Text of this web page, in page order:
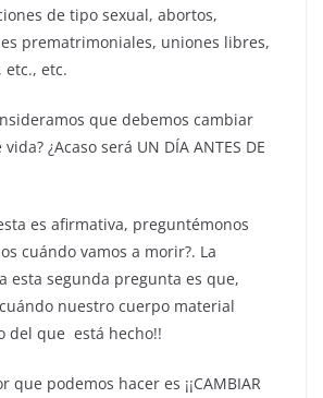
de tipo sexual, abortos,
prematrimoniales, uniones libres,
etc., etc.
que debemos cambiar
¿Acaso será UN DÍA ANTES DE
es afirmativa, preguntémonos
cuándo vamos a morir?. La
esta segunda pregunta es que,
cuándo nuestro cuerpo material
del que está hecho!!
que podemos hacer es ¡¡CAMBIAR